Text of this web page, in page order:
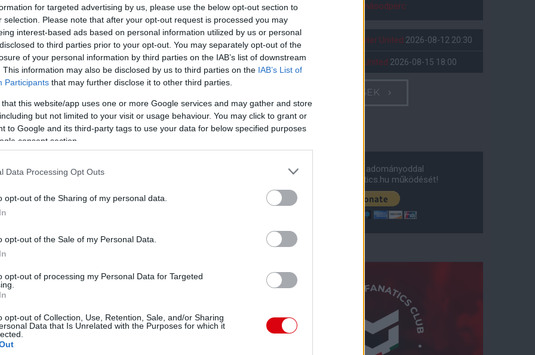
for targeted advertising by us, please use the below opt-out section to
selection. Please note that after your opt-out request is processed you may
interest-based ads based on personal information utilized by us or personal
to third parties prior to your opt-out. You may separately opt-out of the
of your personal information by third parties on the IAB’s list of downstream
This information may also be disclosed by us to third parties on the IAB’s List of
Participants that may further disclose it to other third parties.
that this website/app uses one or more Google services and may gather and store
but not limited to your visit or usage behaviour. You may click to grant or
to Google and its third-party tags to use your data for below specified purposes
consent section.
Data Processing Opt Outs
opt-out of the Sharing of my personal data.
opt-out of the Sale of my Personal Data.
opt-out of processing my Personal Data for Targeted
opt-out of Collection, Use, Retention, Sale, and/or Sharing
Data that Is Unrelated with the Purposes for which it
Ferguson esetleges rossz taktikáját (amivel csak
gólt akarunk szerezni), vagy a csapat
biztosan sokat fog gondolkodni az
Igen.
a célt elérjük? Talán. Sajnos itt bukhat az egész
sokkal többet megint nem fogunk elérni, ha
lehet a legfontosabb érv amellett, hogy 1-2 éven
a Barcának.
és állítom, addig nem nyugszik, míg egy szintre
legalábbis megpróbálja.
számára is, de nem lehet csüggedni. Minden
sikeresen készüljenek fel a következõ szezonra.
úgy érzem nem ártana a csapatnak egy kis
azt, hogy 1-2 játékos színházba való közülük, de
szimpatikusak.
Tegnap egy Barcás srác, akivel együtt néztem a
annyira nem szurkolnak, mint azt mások tennék,
fel magában a kérdést, hogy 5-6 éve látott–e az
„szurkolót”?
1 nap 15 óra 25 perc 4 másodperc
Leeds United Manchester United 2026-08-12 20:30
AC Milanvs Manchester United 2026-08-15 18:00
ELŐZŐ MÉRKŐZÉSEK
Támogatás
Támogasd adományoddal
a ManUtdFanatics.hu működését!